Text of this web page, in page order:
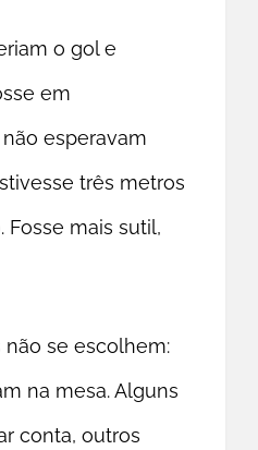
o gol e
em
esperavam
três metros
Fosse mais sutil,
não se escolhem:
na mesa. Alguns
conta, outros